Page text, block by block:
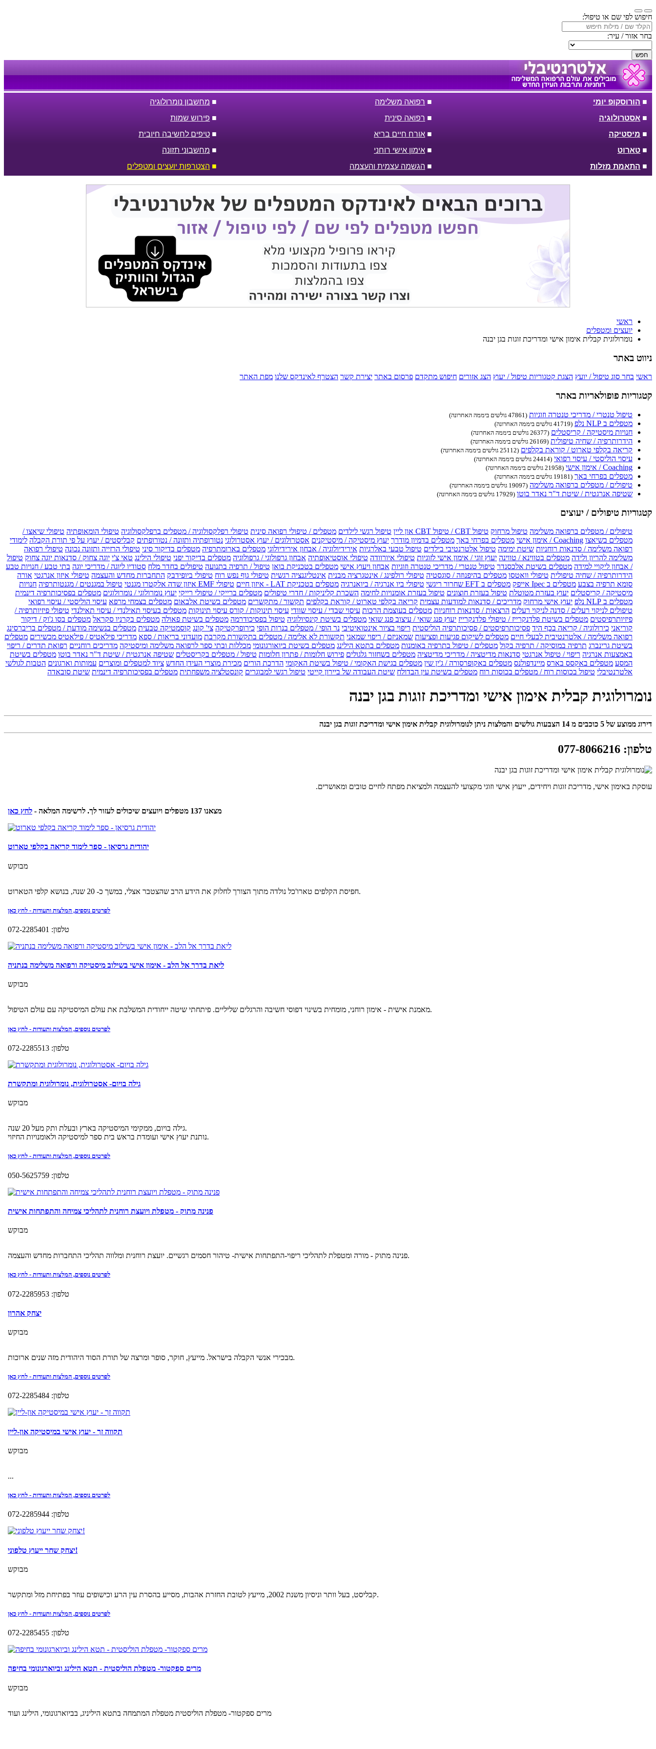
חיפוש לפי שם או טיפול:
בחר אזור / עיר:
חפש
■ הורוסקופ יומי ■ רפואה משלימה ■ מחשבון נומרולוגיה
■ אסטרולוגיה ■ רפואה סינית ■ פירוש שמות
■ מיסטיקה ■ אורח חיים בריא ■ טיפים לחשיבה חיובית
■ טארוט ■ אימון אישי רוחני ■ מחשבוני תזונה
■ התאמת מזלות ■ הגשמה עצמית והעצמה ■ הצטרפות יועצים ומטפלים
ראשי
יועצים ומטפלים
נומרולוגית קבלית אימון אישי ומדריכת זוגות בגן יבנה
ניווט באתר
ראשי בחר סוג טיפול / יועץ הצגת קטגוריות טיפול / יעוץ הצג אזורים חיפוש מתקדם פרסום באתר יצירת קשר הצטרף לאינדקס שלנו מפת האתר
קטגוריות פופולאריות באתר
טיפול טנטרי / מדריכי טנטרה וזוגיות (47861 גולשים ביממה האחרונה)
מטפלים ב NLP נלפ (41719 גולשים ביממה האחרונה)
חנויות מיסטיקה / קריסטלים (26377 גולשים ביממה האחרונה)
הידרותרפיה / שחיה טיפולית (26169 גולשים ביממה האחרונה)
קריאה בקלפי טארוט / קוראת בקלפים (25112 גולשים ביממה האחרונה)
עיסוי הוליסטי / עיסוי רפואי (24414 גולשים ביממה האחרונה)
Coaching / אימון אישי (21958 גולשים ביממה האחרונה)
מטפלים בפרחי באך (19181 גולשים ביממה האחרונה)
טיפולים / מטפלים ברפואה משלימה (19097 גולשים ביממה האחרונה)
שטיפה אנרגטית / שיטת ד"ר נאדר בוטו (17929 גולשים ביממה האחרונה)
קטגוריות טיפולים / יעוצים
טיפולים / מטפלים ברפואה משלימה טיפול מרחוק טיפול CBT / טיפול CBT און ליין טיפול רגשי לילדים מטפלים / טיפולי רפואה סינית טיפולי רפלקסולוגיה / מטפלים ברפלקסולוגיה טיפולי הומאופתיה טיפולי שיאצו /
מטפלים בשיאצו Coaching / אימון אישי מטפלים בפרחי באך מטפלים בדמיון מודרך יעוץ מיסטיקה / מיסטיקנים אסטרולוגים / יעוץ אסטרולוגי נטורופתיה ותזונה / נטורופתים קבליסטים / יעוץ על פי תורת הקבלה לימודי
רפואה משלימה / סדנאות רוחניות שיטת ימימה טיפול אלטרנטיבי בילדים טיפול טבעי באלרגיות אירידיולוגיה / אבחון אירידיולוגי מטפלים בארומתרפיה מטפלים בדיקור סיני טיפולי הרזייה ותזונה נכונה טיפולי רפואה
משלימה להריון ולידה מטפלים בטווינא / טווינה יעוץ זוגי / אימון אישי לזוגיות טיפולי איורוודה טיפולי אוסטיאופתיה אבחון גרפולוגי / גרפולוגיה מטפלים בדיקור יפני טיפולי הילינג טאי צ'י יוגה צחוק / סדנאות יוגה צחוק טיפול
/ אבחון ליקויי למידה מטפלים בשיטת אלכסנדר טיפול טנטרי / מדריכי טנטרה וזוגיות אבחון ויעוץ אישי מטפלים בטכניקת בואן טיפול / תרפיה בתנועה טיפולים בחדר מלח סטודיו ליוגה / מדריכי יוגה בתי טבע / חנויות טבע
הידרותרפיה / שחיה טיפולית טיפולי וואטסו מטפלים בהיפנוזה / סוגסטיה טיפולי רולפינג / אינטגרציה מבנית אינטליגנציה רגשית טיפולי גוף נפש רוח טיפולי ביופידבק התחברות מחדש והעצמה טיפולי איזון אנרגטי אורה
סומא תרפיה בצבע מטפלים ב Ipec אייפק מטפלים ב EFT שחרור ריגשי טיפולי ביו אנרגיה / ביואנרגיה מטפלים בטכניקת LAT - איזון חיים טיפולי EMF איזון שדה אלקטרו מגנטי טיפול במגנטים / מגנטותרפיה חנויות
מיסטיקה / קריסטלים יעוץ בעזרת מטוטלת טיפול בעזרת חוצונים טיפול בעזרת אומנויות לחימה השכרת קליניקות / חדרי טיפולים מטפלים ברייקי / טיפולי רייקי יעוץ נומרולוגי / נומרולוגים מטפלים בפסיכותרפיה דינמית
מטפלים ב NLP נלפ
יעוץ אישי מרחוק מדריכים / סדנאות למודעות עצמית קריאה בקלפי טארוט / קוראת בקלפים תקשור / מתקשרים מטפלים בשיטת אלבאום מטפלים בצמחי מרפא עיסוי הוליסטי / עיסוי רפואי
טיפולים לניקוי רעלים / סדנה לניקוי רעלים הרצאות / סדנאות רוחניות מטפלים בעוצמת הרכות עיסוי שבדי / עיסוי שוודי עיסוי תינוקות / קורס עיסוי תינוקות מטפלים בעיסוי תאילנדי / עיסוי תאילנדי טיפולי פיזיותרפיה /
פיזיותרפיסטים מטפלים בשיטת פלדנקרייז / טיפולי פלדנקרייז יעוץ פנג שואי / עיצוב פנג שואי מטפלים בשיטת קינסיולוגיה טיפול בפסיכודרמה מטפלים בשיטת פאולה מטפלים בקרניו סקראל מטפלים בסו ג'וק / דיקור
קוריאני כירולוגיה / קריאה בכף היד פסיכותרפיסטים / פסיכותרפיה הוליסטית ריפוי בציור אינטואיטיבי נר הופי / מטפלים בנרות הופי כירופרקטיקה צי' קונג קוסמטיקה טבעית מטפלים בנשימה מודעת / מטפלים בריברסינג
רפואה משלימה / אלטרנטיבית לבעלי חיים מטפלים לשיקום פגיעות ופציעות שמאניזם / ריפוי שמאני תקשורת לא אלימה / מטפלים בתקשורת מקרבת מועדוני בריאות / ספא מדריכי פילאטיס / פילאטיס מכשירים מטפלים
בשיטת גרינברג תרפיה במוסיקה / תרפיה בקול מטפלים / טיפול בתרפיה באומנות מטפלים בתטא הילינג מטפלים בשיטת ביואורגונומי מכללות ובתי ספר לרפואה משלימה ומיסטיקה מדריכים רוחניים רפואת תדרים / ריפוי
באמצעות אנרגיה ריפוי / טיפול אנרגטי סדנאות מדיטציה / מדריכי מדיטציה מטפלים בשחזור גלגולים פירוש חלומות / פתרון חלומות טיפול / מטפלים בקריסטלים שטיפה אנרגטית / שיטת ד"ר נאדר בוטו מטפלים בשיטת
המסע מטפלים באקסס בארס מיינדפולנס מטפלים באקופרסורה / ג'ין שין מטפלים בגישת האקומי / טיפול בשיטת האקומי הדרכת הורים מכירת מוצרי העידן החדש ציוד למטפלים ומוצרים עמותות וארגונים הטבות לגולשי
אלטרנטיבלי טיפול בכוסות רוח / מטפלים בכוסות רוח מטפלים בשיטת עין הבדולח שיטת העבודה של ביירון קייטי טיפול רגשי למבוגרים קונסטלציה משפחתית מטפלים בפסיכותרפיה דינמית שיטת סובאדה
נומרולוגית קבלית אימון אישי ומדריכת זוגות בגן יבנה
דירוג ממוצע של 5 כוכבים מ 14 הצבעות גולשים והמלצות ניתן לנומרולוגית קבלית אימון אישי ומדריכת זוגות בגן יבנה
טלפון:
077-8066216
עוסקת באימון אישי, מדריכת זוגות ויחידים, ייעוץ אישי וזוגי מקצועי להעצמה ולמציאת מפתח לחיים טובים ומאושרים.